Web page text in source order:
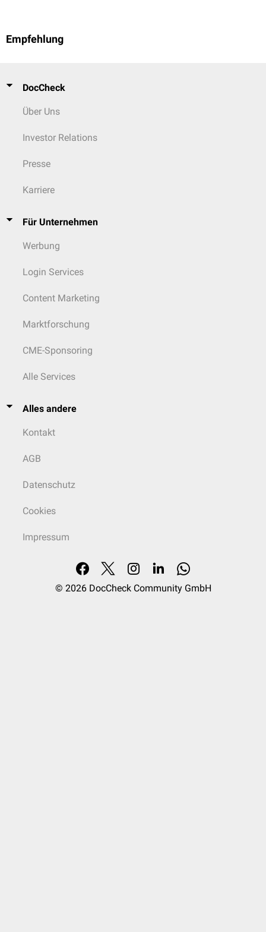
Empfehlung
DocCheck
Über Uns
Investor Relations
Presse
Karriere
Für Unternehmen
Werbung
Login Services
Content Marketing
Marktforschung
CME-Sponsoring
Alle Services
Alles andere
Kontakt
AGB
Datenschutz
Cookies
Impressum
© 2026 DocCheck Community GmbH